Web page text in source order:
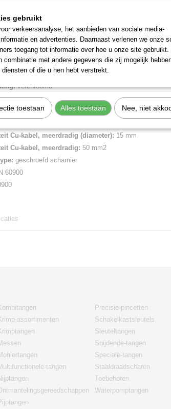
0,26 Kg
18 x 4,70 x 2,10 cm
ge?soleerd met meer-componentengrepen,
van Cu- en Al- kabels, enkel- en meerdradig. Knipt
voor staaldraad en hardgetrokken koperdraad.
snijkanten. Gemakkelijke snede met
schroefscharnier.
mm
verchroomd
geisoleerd met meer-componentengrepen, VDE-
VDE
Cu-kabel, meerdradig (diameter): 15 mm
Cu-kabel, meerdradig: 50 mm2
geschroefd scharnier
60900
assortimenten
tangen
Precisie-pincetten
Schakelkastsleutels
Sleuteltangen
Snijdende-tangen
Speciale-tangen
Staaldraadscharen
Toebehoren
Waterpomptangen
gebruikt
verkeersanalyse, het aanbieden van sociale media-
en advertenties. Daarnaast verlenen we onze
toegang tot informatie over hoe u onze site gebruikt.
combinatie met andere gegevens die zij mogelijk
of die u hen hebt verstrekt.
toestaan Alles toestaan Nee, niet